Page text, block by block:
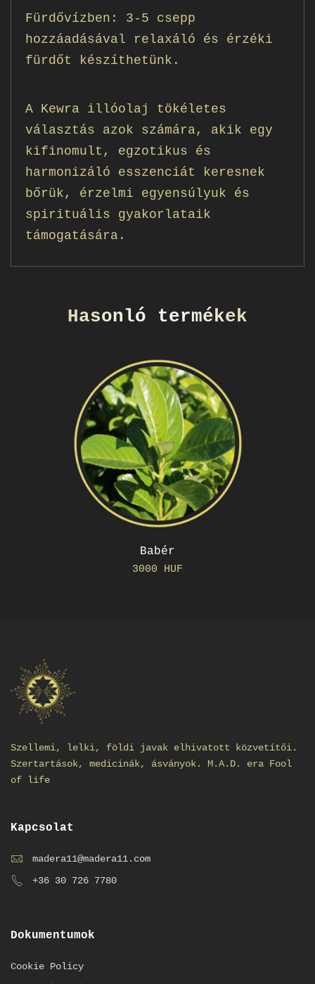
Fürdővízben: 3-5 csepp
hozzáadásával relaxáló és érzéki
fürdőt készíthetünk.
A Kewra illóolaj tökéletes
választás azok számára, akik egy
kifinomult, egzotikus és
harmonizáló esszenciát keresnek
bőrük, érzelmi egyensúlyuk és
spirituális gyakorlataik
támogatására.
Hasonló termékek
Babér
3000 HUF
Szellemi, lelki, földi javak elhivatott közvetítői.
Szertartások, medicinák, ásványok. M.A.D. era Fool
of life
Kapcsolat
madera11@madera11.com
+36 30 726 7780
Dokumentumok
Cookie Policy